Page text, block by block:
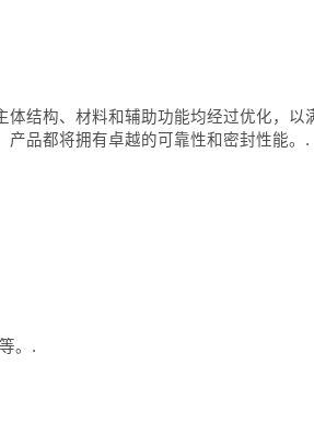
结构、材料和辅助功能均经过优化，
品都将拥有卓越的可靠性和密封性能。.
。.